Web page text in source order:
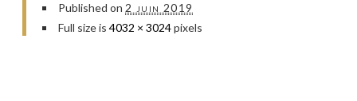
Published on 2 juin 2019
Full size is 4032 × 3024pixels